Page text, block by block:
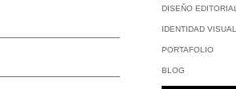
DISEÑO EDITORIAL
IDENTIDAD VISUAL
PORTAFOLIO
BLOG